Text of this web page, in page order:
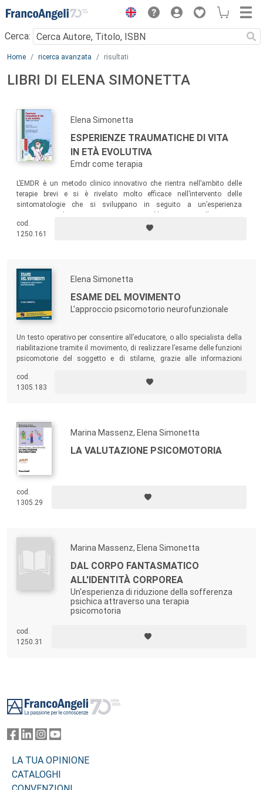
Menu
Cerca:
Main content
Home ricerca avanzata risultati
LIBRI DI ELENA SIMONETTA
Elena Simonetta
ESPERIENZE TRAUMATICHE DI VITA
IN ETÀ EVOLUTIVA
Emdr come terapia
L’EMDR è un metodo clinico innovativo che rientra nell’ambito delle
terapie brevi e si è rivelato molto efficace nell’intervento delle
sintomatologie che si sviluppano in seguito a un’esperienza
di presentare alcune esperienze, realizzate nel nostro paese, relative
all’applicazione della metodologia terapeutica EMDR con soggetti in
cod.
1250.161
Elena Simonetta
ESAME DEL MOVIMENTO
L'approccio psicomotorio neurofunzionale
Un testo operativo per consentire all’educatore, o allo specialista della
riabilitazione tramite il movimento, di realizzare l’esame delle funzioni
psicomotorie del soggetto e di stilarne, grazie alle informazioni
cod.
1305.183
Marina Massenz, Elena Simonetta
LA VALUTAZIONE PSICOMOTORIA
cod.
1305.29
Marina Massenz, Elena Simonetta
DAL CORPO FANTASMATICO
ALL'IDENTITÀ CORPOREA
Un'esperienza di riduzione della sofferenza
psichica attraverso una terapia
psicomotoria
cod.
1250.31
LA TUA OPINIONE
CATALOGHI